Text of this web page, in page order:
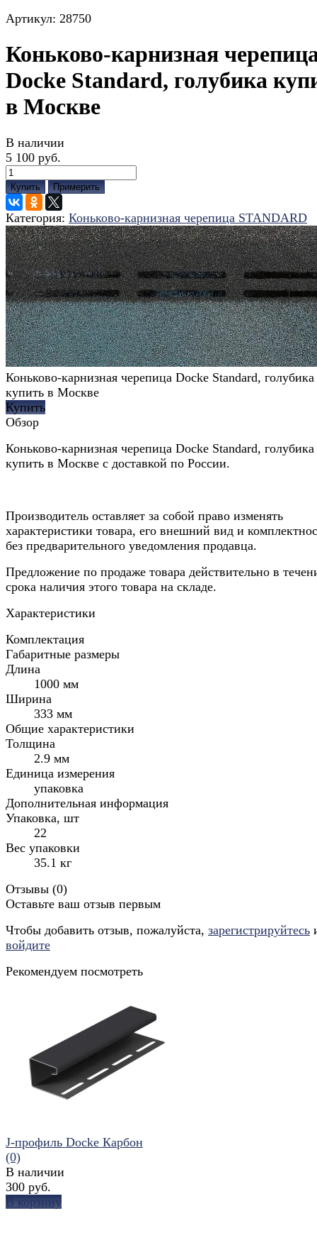
Артикул: 28750
Коньково-карнизная
Docke Standard, голубика
в Москве
В наличии
5 100 руб.
Купить Примерить
Категория: Коньково-карнизная черепица STANDARD
Коньково-карнизная черепица Docke Standard, голубика
купить в Москве
Купить
Обзор
Коньково-карнизная черепица Docke Standard, голубика
купить в Москве с доставкой по России.
Производитель оставляет за собой право изменять
характеристики товара, его внешний вид и
без предварительного уведомления продавца.
Предложение по продаже товара действительно в
срока наличия этого товара на складе.
Характеристики
Комплектация
Габаритные размеры
Длина
1000 мм
Ширина
333 мм
Общие характеристики
Толщина
2.9 мм
Единица измерения
упаковка
Дополнительная информация
Упаковка, шт
22
Вес упаковки
35.1 кг
Отзывы (0)
Оставьте ваш отзыв первым
Чтобы добавить отзыв, пожалуйста, зарегистрируйтесь
войдите
Рекомендуем посмотреть
J-профиль Docke Карбон
(0)
В наличии
300 руб.
В корзину